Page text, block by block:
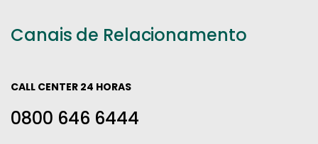
Canais de Relacionamento
CALL CENTER 24 HORAS
0800 646 6444